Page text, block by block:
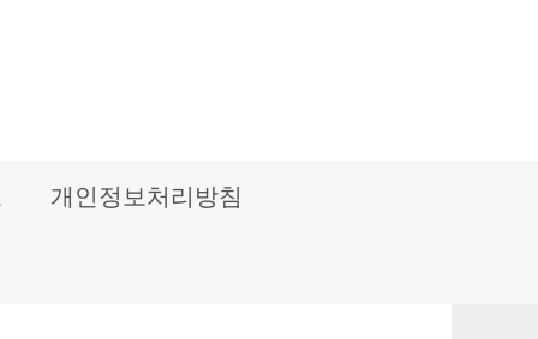
개인정보처리방침